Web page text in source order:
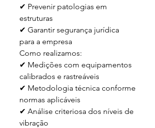
✔ Prevenir patologias em
estruturas
✔ Garantir segurança jurídica
para a empresa
Como realizamos:
✔ Medições com equipamentos
calibrados e rastreáveis
✔ Metodologia técnica conforme
normas aplicáveis
✔ Análise criteriosa dos níveis de
vibração